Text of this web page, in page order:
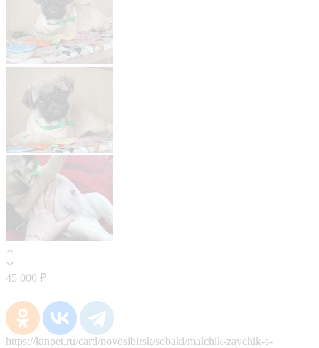
45 000 ₽
https://kinpet.ru/card/novosibirsk/sobaki/malchik-zaychik-s-